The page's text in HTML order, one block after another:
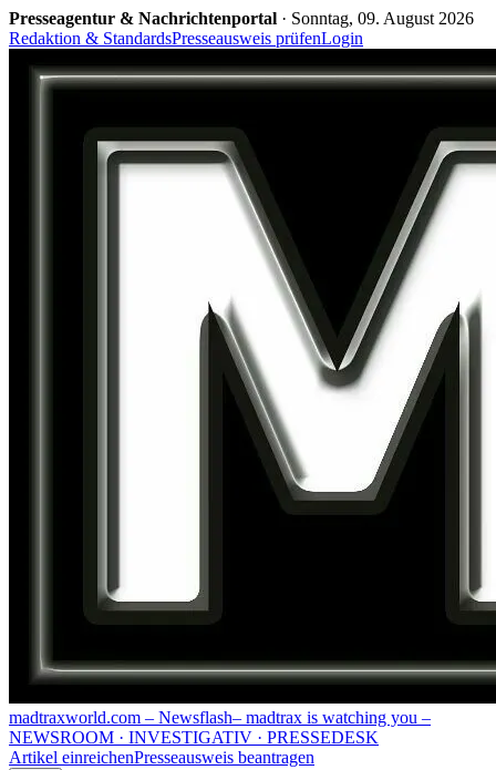
Zum
Inhalt
Presseagentur & Nachrichtenportal · Sonntag, 09. August 2026
Redaktion & StandardsPresseausweis prüfenLogin
madtraxworld.com – Newsflash– madtrax is watching you –
NEWSROOM · INVESTIGATIV · PRESSEDESK
Artikel einreichenPresseausweis beantragen